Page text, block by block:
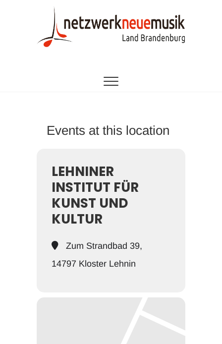
musik
Events at this location
LEHNINER
INSTITUT FÜR
KUNST UND
KULTUR
Zum Strandbad 39,
14797 Kloster Lehnin